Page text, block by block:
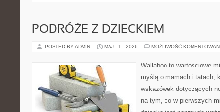
PODRÓŻE Z DZIECKIEM
POSTED BY ADMIN MAJ - 1 - 2026 MOŻLIWOŚĆ
Wallaboo to wartościowe
myślą o mamach i tatach,
wskazówek dotyczących
na tym, co w pierwszych